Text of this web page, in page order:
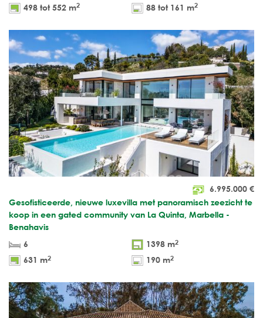
498 tot 552 m2 88 tot 161 m2
6.995.000 €
Gesofisticeerde, nieuwe luxevilla met panoramisch zeezicht te
koop in een gated community van La Quinta, Marbella -
Benahavis
6
1398 m2
631 m2 190 m2